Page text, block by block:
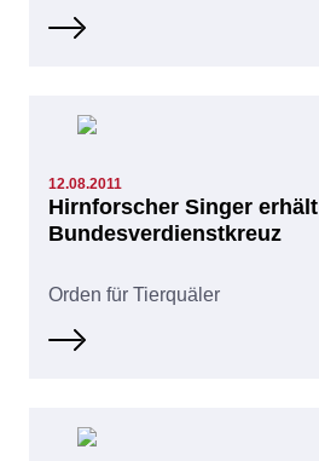
12.08.2011
Hirnforscher Singer erhält
Bundesverdienstkreuz
Orden für Tierquäler